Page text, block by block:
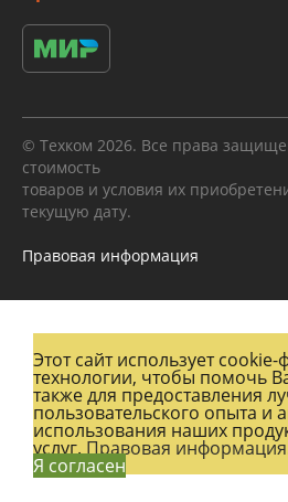
© Техком 2026. Все права
стоимость
товаров и условия их
текущую дату.
Правовая информация
Этот сайт использует
технологии, чтобы помочь
также для предоставления
пользовательского опыта и
использования наших
услуг.Правовая
Я согласен